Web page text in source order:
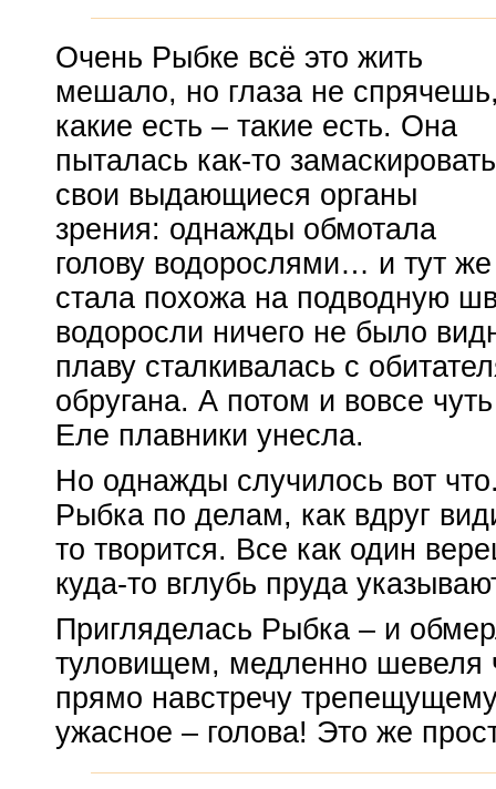
Очень Рыбке всё это жить
мешало, но глаза не
какие есть – такие есть. Она
пыталась как-то замаскировать
свои выдающиеся органы
зрения: однажды обмотала
голову водорослями… и тут же
стала похожа на подводную
водоросли ничего не было
плаву сталкивалась с
обругана. А потом и вовсе
Еле плавники унесла.
Но однажды случилось вот
Рыбка по делам, как вдруг
то творится. Все как один
куда-то вглубь пруда
Пригляделась Рыбка – и
туловищем, медленно шевеля
прямо навстречу
ужасное – голова! Это же